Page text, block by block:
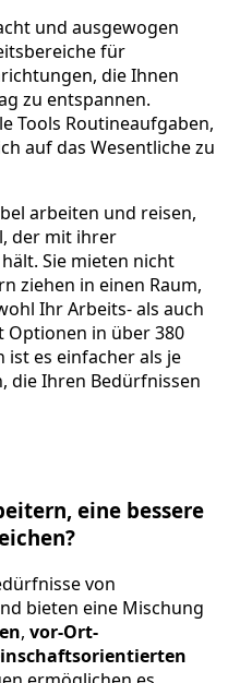
und ausgewogen
für
die Ihnen
zu entspannen.
Tools Routineaufgaben,
auf das Wesentliche zu
arbeiten und reisen,
der mit ihrer
Sie mieten nicht
ziehen in einen Raum,
Ihr Arbeits- als auch
in über 380
ist es einfacher als je
die Ihren Bedürfnissen
eine bessere
von
bieten eine Mischung
, vor-Ort-